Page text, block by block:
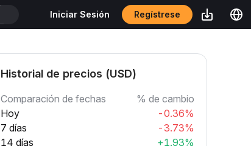
Iniciar Sesión Regístrese
Historial de precios (USD)
Comparación de fechas
% de cambio
Hoy
-0.36%
7 días
-3.73%
14 días
+1.93%